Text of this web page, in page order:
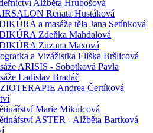
Alžběta Hrubošová
Renata Hustáková
a masáže těla Jana Setínková
Zdeňka Mahdalová
Zuzana Maxová
a Vizážistka Eliška Bršlicová
ARISIS - Sobotková Pavla
Ladislav Bradáč
Andrea Čertíková
Marie Mikulcová
ASTER - Alžběta Bartková